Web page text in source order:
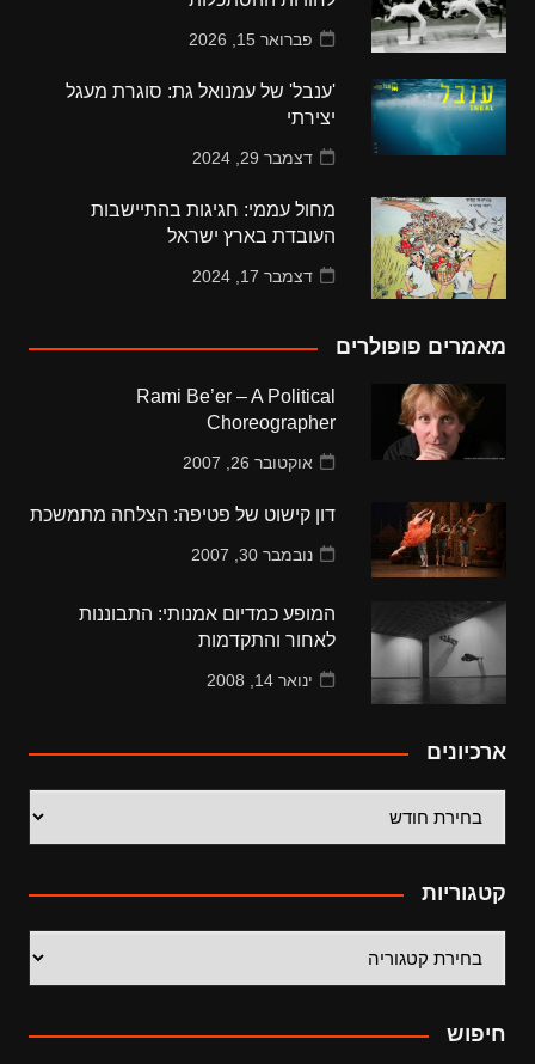
פברואר 15, 2026
'ענבל' של עמנואל גת: סוגרת מעגל
יצירתי
דצמבר 29, 2024
מחול עממי: חגיגות בהתיישבות
העובדת בארץ ישראל
דצמבר 17, 2024
מאמרים פופולרים
Rami Be’er – A Political
Choreographer
אוקטובר 26, 2007
דון קישוט של פטיפה: הצלחה מתמשכת
נובמבר 30, 2007
המופע כמדיום אמנותי: התבוננות
לאחור והתקדמות
ינואר 14, 2008
ארכיונים
קטגוריות
חיפוש